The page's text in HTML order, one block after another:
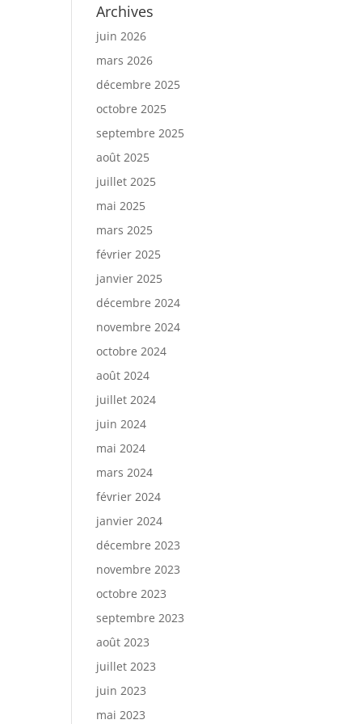
Archives
juin 2026
mars 2026
décembre 2025
octobre 2025
septembre 2025
août 2025
juillet 2025
mai 2025
mars 2025
février 2025
janvier 2025
décembre 2024
novembre 2024
octobre 2024
août 2024
juillet 2024
juin 2024
mai 2024
mars 2024
février 2024
janvier 2024
décembre 2023
novembre 2023
octobre 2023
septembre 2023
août 2023
juillet 2023
juin 2023
mai 2023